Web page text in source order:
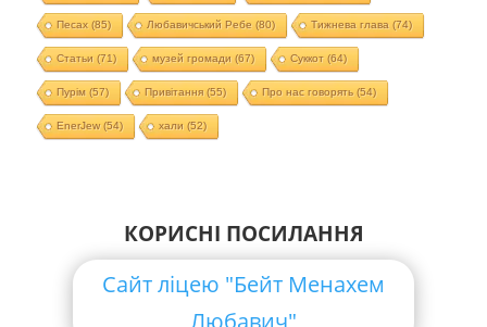
Песах(85) Любавичський Ребе (80) Тижнева глава (74)
Статьи (71) музей громади (67) Суккот (64)
Пурім (57) Привітання(55) Про нас говорять (54)
EnerJew(54) хали (52)
КОРИСНІ ПОСИЛАННЯ
Сайт ліцею "Бейт Менахем
Любавич"